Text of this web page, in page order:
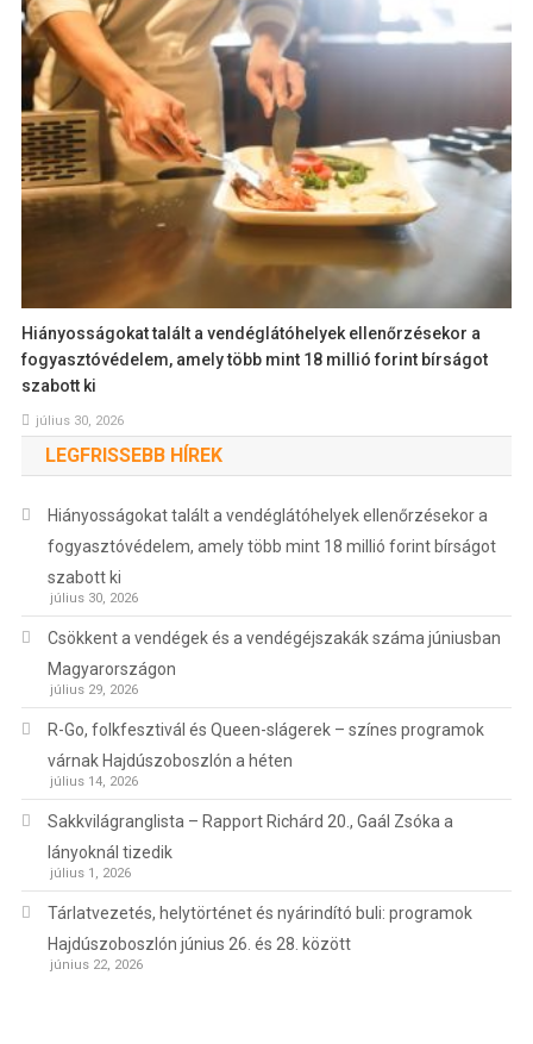
Hiányosságokat talált a vendéglátóhelyek ellenőrzésekor a
fogyasztóvédelem, amely több mint 18 millió forint bírságot
szabott ki
július 30, 2026
LEGFRISSEBB HÍREK
Hiányosságokat talált a vendéglátóhelyek ellenőrzésekor a
fogyasztóvédelem, amely több mint 18 millió forint bírságot
szabott ki
július 30, 2026
Csökkent a vendégek és a vendégéjszakák száma júniusban
Magyarországon
július 29, 2026
R-Go, folkfesztivál és Queen-slágerek – színes programok
várnak Hajdúszoboszlón a héten
július 14, 2026
Sakkvilágranglista – Rapport Richárd 20., Gaál Zsóka a
lányoknál tizedik
július 1, 2026
Tárlatvezetés, helytörténet és nyárindító buli: programok
Hajdúszoboszlón június 26. és 28. között
június 22, 2026